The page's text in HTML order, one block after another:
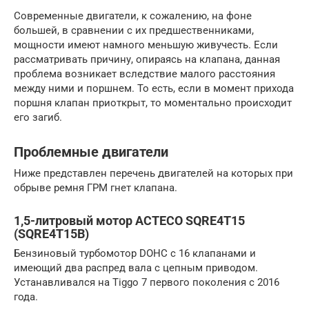
Современные двигатели, к сожалению, на фоне
большей, в сравнении с их предшественниками,
мощности имеют намного меньшую живучесть. Если
рассматривать причину, опираясь на клапана, данная
проблема возникает вследствие малого расстояния
между ними и поршнем. То есть, если в момент прихода
поршня клапан приоткрыт, то моментально происходит
его загиб.
Проблемные двигатели
Ниже представлен перечень двигателей на которых при
обрыве ремня ГРМ гнет клапана.
1,5-литровый мотор ACTECO SQRE4T15
(SQRE4T15B)
Бензиновый турбомотор DOHC с 16 клапанами и
имеющий два распред вала с цепным приводом.
Устанавливался на Tiggo 7 первого поколения с 2016
года.